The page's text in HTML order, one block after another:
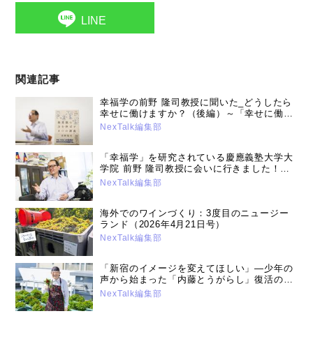
LINE
関連記事
幸福学の前野 隆司教授に聞いた_どうしたら
幸せに働けますか？（後編）～「幸せに働く
ための秘けつとは」（2018年3月20日号）
NexTalk編集部
「幸福学」を研究されている慶應義塾大学大
学院 前野 隆司教授に会いに行きました！
（2018年2月27日号）
NexTalk編集部
海外でのワインづくり：3度目のニュージー
ランド（2026年4月21日号）
NexTalk編集部
「新宿のイメージを変えてほしい」―少年の
声から始まった「内藤とうがらし」復活の舞
台裏：内藤とうがらしプロジェクトリーダー
NexTalk編集部